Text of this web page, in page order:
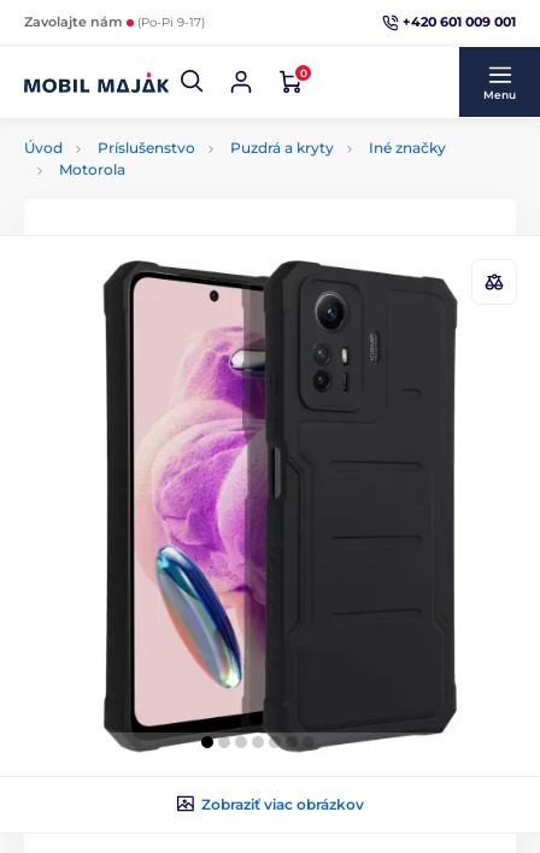
Zavolajte nám (Po-Pi 9-17) +420 601 009 001
0
Menu
Úvod Príslušenstvo Puzdrá a kryty
Iné značky
Motorola
Zobraziť viac obrázkov